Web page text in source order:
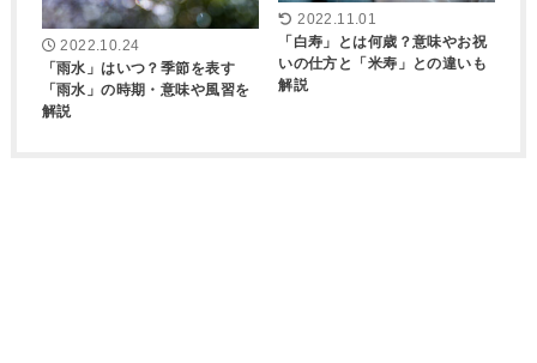
2022.10.24
「雨水」はいつ？季節を表す
「雨水」の時期・意味や風習を
解説
2022.11.01
「白寿」とは何歳？意味やお祝
いの仕方と「米寿」との違いも
解説